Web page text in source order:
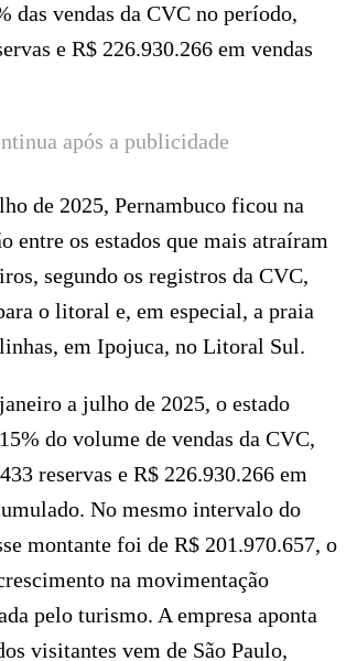
das vendas da CVC no período,
e R$ 226.930.266 em vendas
após a publicidade
de 2025, Pernambuco ficou na
entre os estados que mais atraíram
segundo os registros da CVC,
o litoral e, em especial, a praia
em Ipojuca, no Litoral Sul.
a julho de 2025, o estado
do volume de vendas da CVC,
reservas e R$ 226.930.266 em
No mesmo intervalo do
montante foi de R$ 201.970.657, o
na movimentação
pelo turismo. A empresa aponta
visitantes vem de São Paulo,